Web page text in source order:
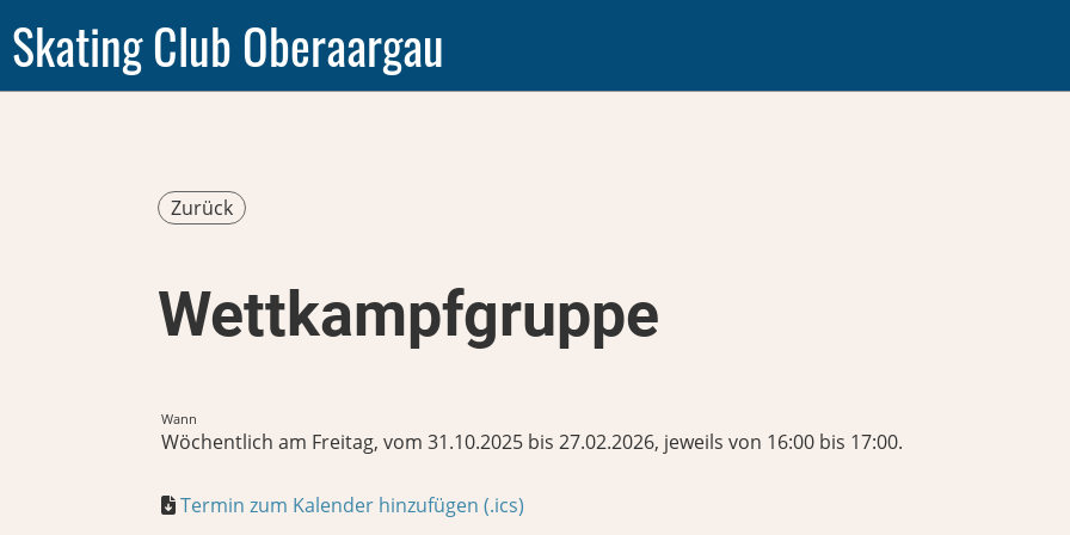
Skating Club Oberaargau
Zurück
Wettkampfgruppe
Wann
Wöchentlich am Freitag, vom 31.10.2025 bis 27.02.2026, jeweils von 16:00 bis 17:00.
Termin zum Kalender hinzufügen (.ics)